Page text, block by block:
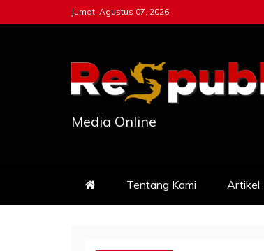
to
Jumat, Agustus 07, 2026
Media Online
Tentang Kami Artikel